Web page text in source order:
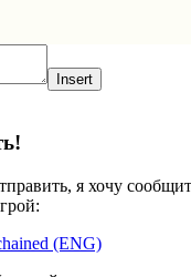
Insert
я хочу
(ENG)